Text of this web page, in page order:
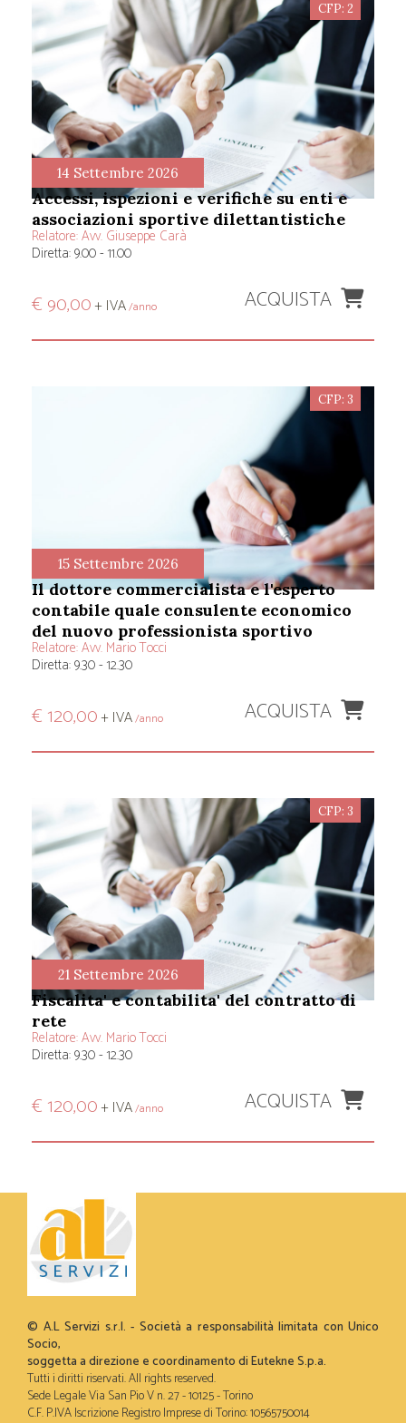
CFP: 2
14 Settembre 2026
accessi, ispezioni e verifiche su enti e
associazioni sportive dilettantistiche
Relatore:Avv. Giuseppe Carà
Diretta: 9.00 - 11.00
€ 90,00+ IVA/anno ACQUISTA
CFP: 3
15 Settembre 2026
il dottore commercialista e l'esperto
contabile quale consulente economico
del nuovo professionista sportivo
Relatore:Avv. Mario Tocci
Diretta: 9.30 - 12.30
€ 120,00+ IVA/anno ACQUISTA
CFP: 3
21 Settembre 2026
fiscalita' e contabilita' del contratto di
rete
Relatore:Avv. Mario Tocci
Diretta: 9.30 - 12.30
€ 120,00+ IVA/anno ACQUISTA
© A.L Servizi s.r.l. - Società a responsabilità limitata con Unico
Socio,
soggetta a direzione e coordinamento di Eutekne S.p.a.
Tutti i diritti riservati. All rights reserved.
Sede Legale Via San Pio V n. 27 - 10125 - Torino
C.F. P.IVA Iscrizione Registro Imprese di Torino: 10565750014